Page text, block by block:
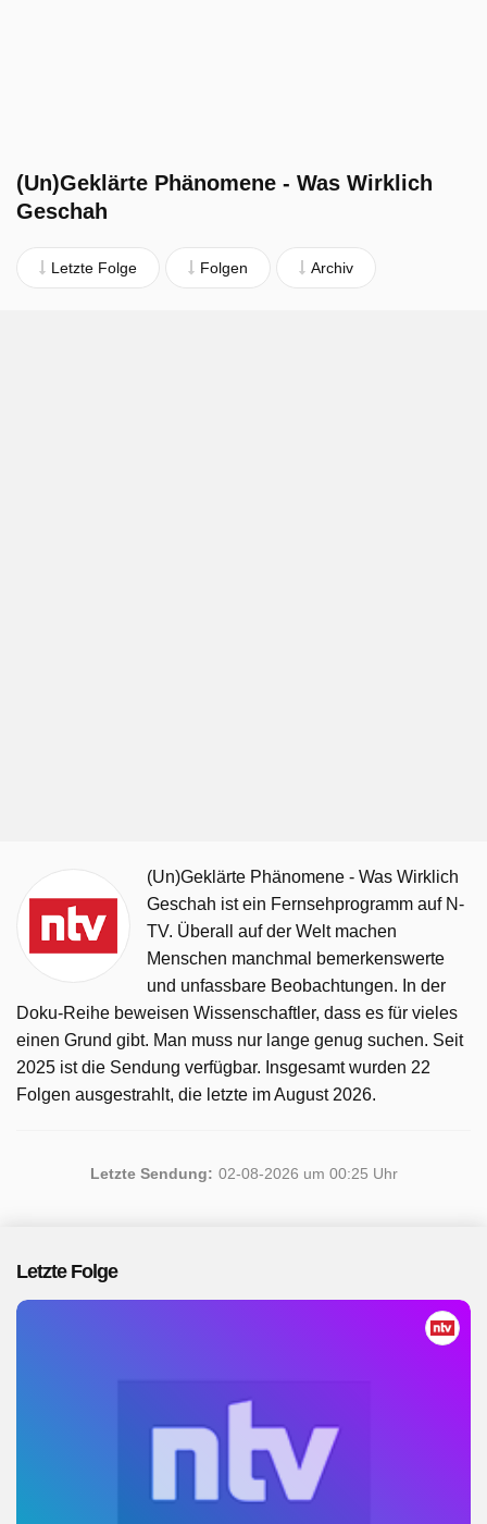
(Un)Geklärte Phänomene - Was Wirklich
Geschah
Letzte Folge Folgen Archiv
(Un)Geklärte Phänomene - Was Wirklich
Geschah ist ein Fernsehprogramm auf N-
TV. Überall auf der Welt machen
Menschen manchmal bemerkenswerte
und unfassbare Beobachtungen. In der
Doku-Reihe beweisen Wissenschaftler, dass es für vieles
einen Grund gibt. Man muss nur lange genug suchen. Seit
2025 ist die Sendung verfügbar. Insgesamt wurden 22
Folgen ausgestrahlt, die letzte im August 2026.
Letzte Sendung: 02-08-2026 um 00:25 Uhr
Letzte Folge